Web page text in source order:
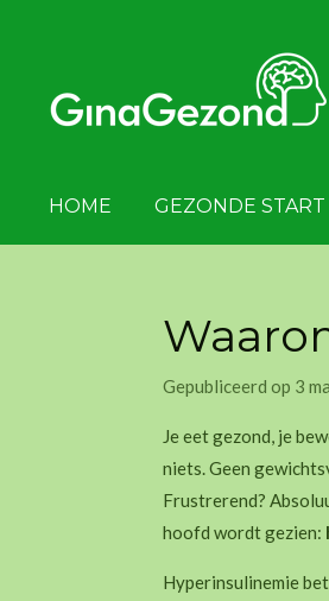
HOME GEZONDE
Gepubliceerd op 3
Je eet gezond, je
niets. Geen
Frustrerend?
hoofd wordt gezien:
Hyperinsulinemie